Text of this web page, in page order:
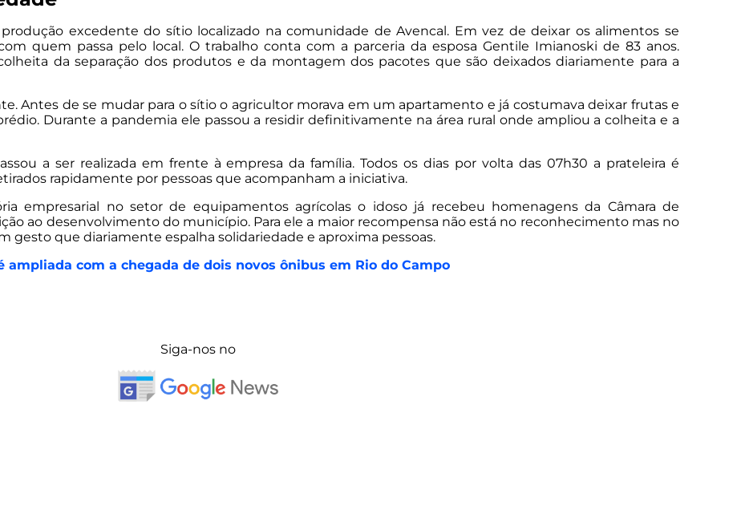
excedente do sítio localizado na comunidade de Avencal. Em vez de deixar os alimentos se
quem passa pelo local. O trabalho conta com a parceria da esposa Gentile Imianoski de 83 anos.
da separação dos produtos e da montagem dos pacotes que são deixados diariamente para a
Antes de se mudar para o sítio o agricultor morava em um apartamento e já costumava deixar frutas e
Durante a pandemia ele passou a residir definitivamente na área rural onde ampliou a colheita e a
a ser realizada em frente à empresa da família. Todos os dias por volta das 07h30 a prateleira é
rapidamente por pessoas que acompanham a iniciativa.
empresarial no setor de equipamentos agrícolas o idoso já recebeu homenagens da Câmara de
ao desenvolvimento do município. Para ele a maior recompensa não está no reconhecimento mas no
gesto que diariamente espalha solidariedade e aproxima pessoas.
ampliada com a chegada de dois novos ônibus em Rio do Campo
Siga-nos no